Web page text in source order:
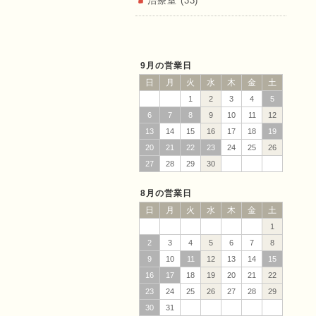
ん）田中
治療院
9月の営業日
日
月 火 水 木 金 土
1 2 3 4
5
6
7 8 9 10 11
12
13
14 15 16 17 18
19
20
21 22 23 24 25
26
27
28 29 30
8月の営業日
日
月 火 水 木 金 土
1
2
3 4 5 6 7
8
9
10 11 12 13 14
15
16
17 18 19 20 21
22
23
24 25 26 27 28
29
30
31